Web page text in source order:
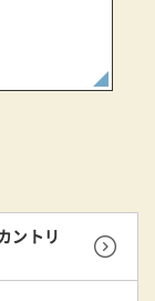
ントリ